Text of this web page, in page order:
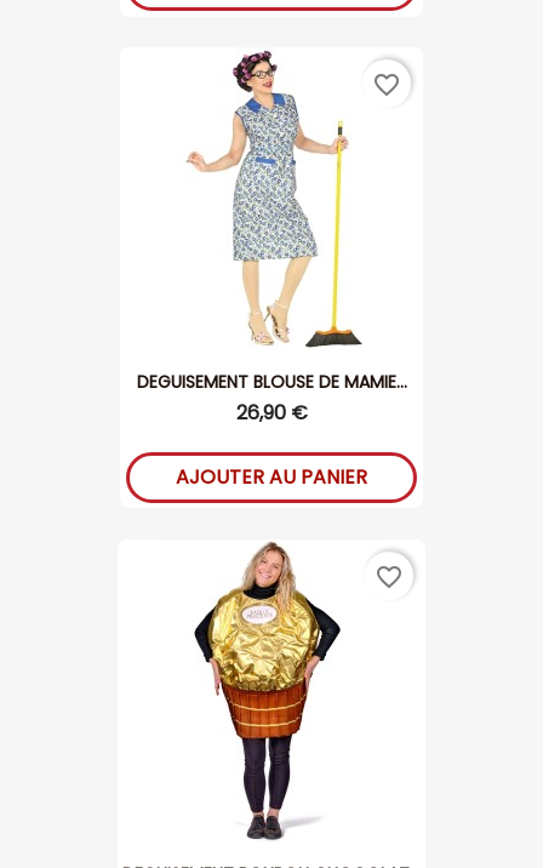
DEGUISEMENT BLOUSE DE MAMIE...
26,90 €
AJOUTER AU PANIER
favorite_border
favorite_border